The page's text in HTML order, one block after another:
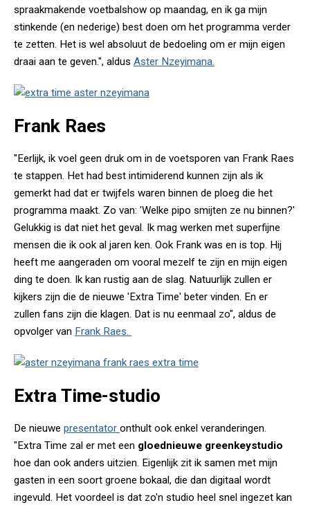
spraakmakende voetbalshow op maandag, en ik ga mijn
stinkende (en nederige) best doen om het programma verder
te zetten. Het is wel absoluut de bedoeling om er mijn eigen
draai aan te geven.", aldus Aster Nzeyimana.
Frank Raes
"Eerlijk, ik voel geen druk om in de voetsporen van Frank Raes
te stappen. Het had best intimiderend kunnen zijn als ik
gemerkt had dat er twijfels waren binnen de ploeg die het
programma maakt. Zo van: 'Welke pipo smijten ze nu binnen?'
Gelukkig is dat niet het geval. Ik mag werken met superfijne
mensen die ik ook al jaren ken. Ook Frank was en is top. Hij
heeft me aangeraden om vooral mezelf te zijn en mijn eigen
ding te doen. Ik kan rustig aan de slag. Natuurlijk zullen er
kijkers zijn die de nieuwe 'Extra Time' beter vinden. En er
zullen fans zijn die klagen. Dat is nu eenmaal zo", aldus de
opvolger van Frank Raes.
Extra Time-studio
De nieuwe presentator onthult ook enkel veranderingen.
"Extra Time zal er met een gloednieuwe greenkeystudio
hoe dan ook anders uitzien. Eigenlijk zit ik samen met mijn
gasten in een soort groene bokaal, die dan digitaal wordt
ingevuld. Het voordeel is dat zo'n studio heel snel ingezet kan